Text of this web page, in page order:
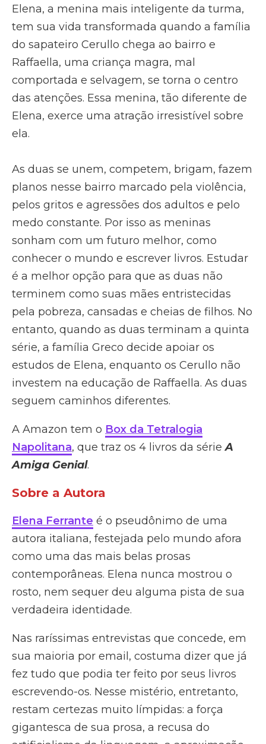
Elena, a menina mais inteligente da turma,
tem sua vida transformada quando a família
do sapateiro Cerullo chega ao bairro e
Raffaella, uma criança magra, mal
comportada e selvagem, se torna o centro
das atenções. Essa menina, tão diferente de
Elena, exerce uma atração irresistível sobre
ela.
As duas se unem, competem, brigam, fazem
planos nesse bairro marcado pela violência,
pelos gritos e agressões dos adultos e pelo
medo constante. Por isso as meninas
sonham com um futuro melhor, como
conhecer o mundo e escrever livros. Estudar
é a melhor opção para que as duas não
terminem como suas mães entristecidas
pela pobreza, cansadas e cheias de filhos. No
entanto, quando as duas terminam a quinta
série, a família Greco decide apoiar os
estudos de Elena, enquanto os Cerullo não
investem na educação de Raffaella. As duas
seguem caminhos diferentes.
A Amazon tem o Box da Tetralogia
Napolitana, que traz os 4 livros da sérieA
Amiga Genial.
Sobre a Autora
Elena Ferrante é o pseudônimo de uma
autora italiana, festejada pelo mundo afora
como uma das mais belas prosas
contemporâneas. Elena nunca mostrou o
rosto, nem sequer deu alguma pista de sua
verdadeira identidade.
Nas raríssimas entrevistas que concede, em
sua maioria por email, costuma dizer que já
fez tudo que podia ter feito por seus livros
escrevendo-os. Nesse mistério, entretanto,
restam certezas muito límpidas: a força
gigantesca de sua prosa, a recusa do